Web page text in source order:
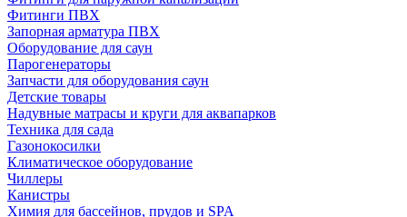
Фитинги ПВХ
Запорная арматура ПВХ
Оборудование для саун
Парогенераторы
Запчасти для оборудования саун
Детские товары
Надувные матрасы и круги для аквапарков
Техника для сада
Газонокосилки
Климатическое оборудование
Чиллеры
Канистры
Химия для бассейнов, прудов и SPA